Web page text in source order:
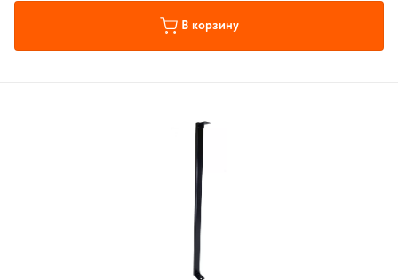
В корзину